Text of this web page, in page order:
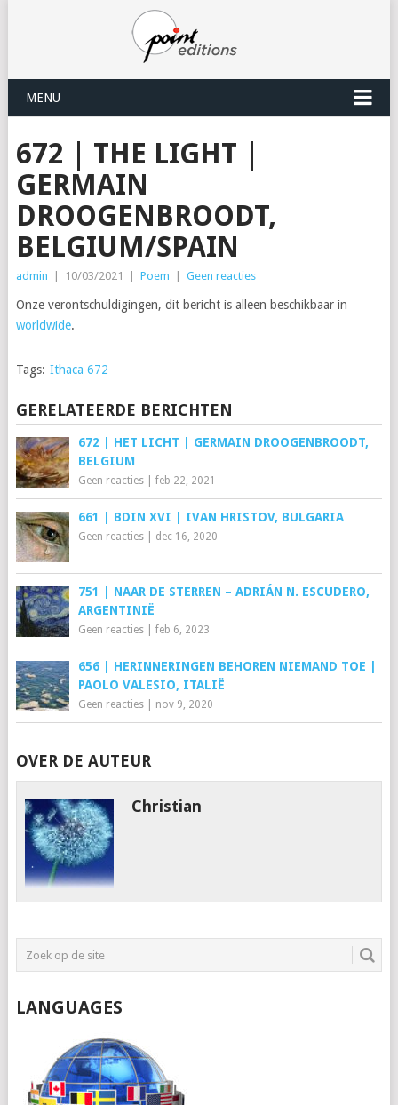
MENU
672 | THE LIGHT |
GERMAIN
DROOGENBROODT,
BELGIUM/SPAIN
admin 10/03/2021 Poem Geen reacties
Onze verontschuldigingen, dit bericht is alleen beschikbaar in
worldwide.
Tags: Ithaca 672
GERELATEERDE BERICHTEN
672 | HET LICHT | GERMAIN DROOGENBROODT,
BELGIUM
Geen reacties| feb 22, 2021
661 | BDIN XVI | IVAN HRISTOV, BULGARIA
Geen reacties| dec 16, 2020
751 | NAAR DE STERREN – ADRIÁN N. ESCUDERO,
ARGENTINIË
Geen reacties| feb 6, 2023
656 | HERINNERINGEN BEHOREN NIEMAND TOE |
PAOLO VALESIO, ITALIË
Geen reacties| nov 9, 2020
OVER DE AUTEUR
Christian
LANGUAGES